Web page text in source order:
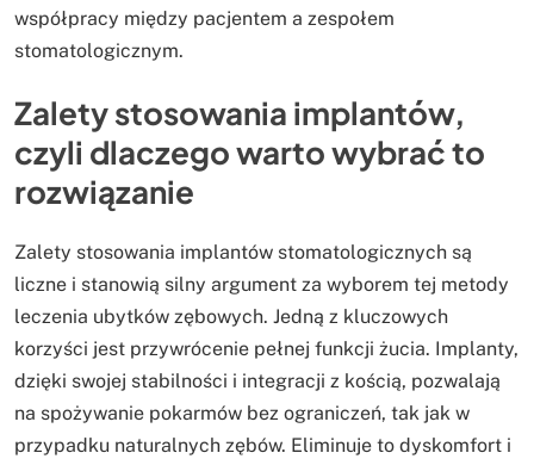
współpracy między pacjentem a zespołem
stomatologicznym.
Zalety stosowania implantów,
czyli dlaczego warto wybrać to
rozwiązanie
Zalety stosowania implantów stomatologicznych są
liczne i stanowią silny argument za wyborem tej metody
leczenia ubytków zębowych. Jedną z kluczowych
korzyści jest przywrócenie pełnej funkcji żucia. Implanty,
dzięki swojej stabilności i integracji z kością, pozwalają
na spożywanie pokarmów bez ograniczeń, tak jak w
przypadku naturalnych zębów. Eliminuje to dyskomfort i